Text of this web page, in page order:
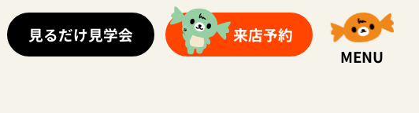
見るだけ見学会
来店予約
MENU